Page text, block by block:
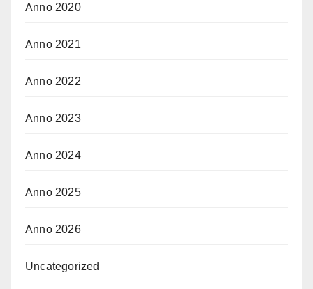
Anno 2020
Anno 2021
Anno 2022
Anno 2023
Anno 2024
Anno 2025
Anno 2026
Uncategorized